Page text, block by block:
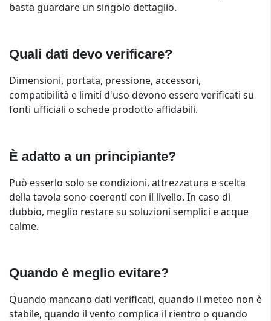
basta guardare un singolo dettaglio.
Quali dati devo verificare?
Dimensioni, portata, pressione, accessori,
compatibilità e limiti d'uso devono essere verificati su
fonti ufficiali o schede prodotto affidabili.
È adatto a un principiante?
Può esserlo solo se condizioni, attrezzatura e scelta
della tavola sono coerenti con il livello. In caso di
dubbio, meglio restare su soluzioni semplici e acque
calme.
Quando è meglio evitare?
Quando mancano dati verificati, quando il meteo non è
stabile, quando il vento complica il rientro o quando